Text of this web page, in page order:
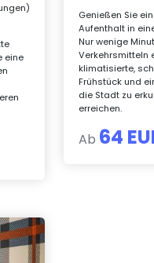
eine
Genießen Sie
Aufenthalt in
Nur wenige
Verkehrsmitteln
klimatisierte,
Frühstück und
die Stadt zu
erreichen.
Ab 64